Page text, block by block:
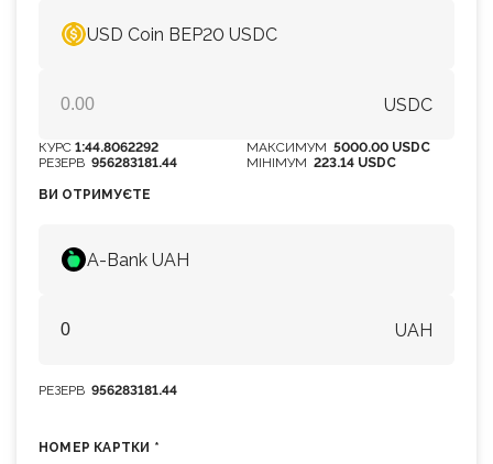
USD Coin BEP20 USDC
USDC
РЕЗЕРВ 956283181.44
КУРС 1:44.8062292
МІНІМУМ 223.14 USDC
МАКСИМУМ 5000.00 USDC
ВИ ОТРИМУЄТЕ
A-Bank UAH
UAH
РЕЗЕРВ 956283181.44
НОМЕР КАРТКИ *